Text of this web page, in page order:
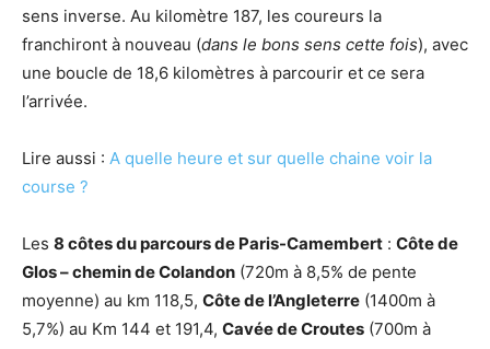
sens inverse. Au kilomètre 187, les coureurs la
franchiront à nouveau (dans le bons sens cette fois), avec
une boucle de 18,6 kilomètres à parcourir et ce sera
l’arrivée.
Lire aussi : A quelle heure et sur quelle chaine voir la
course ?
Les 8 côtes du parcours de Paris-Camembert : Côte de
Glos – chemin de Colandon (720m à 8,5% de pente
moyenne) au km 118,5, Côte de l’Angleterre (1400m à
5,7%) au Km 144 et 191,4, Cavée de Croutes (700m à